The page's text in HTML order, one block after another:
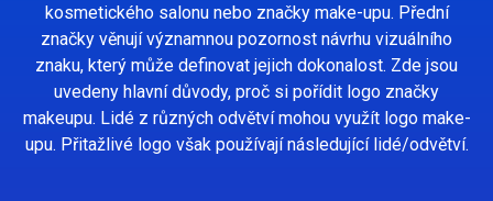
kosmetického salonu nebo značky make-upu. Přední
značky věnují významnou pozornost návrhu vizuálního
znaku, který může definovat jejich dokonalost. Zde jsou
uvedeny hlavní důvody, proč si pořídit logo značky
makeupu. Lidé z různých odvětví mohou využít logo make-
upu. Přitažlivé logo však používají následující lidé/odvětví.